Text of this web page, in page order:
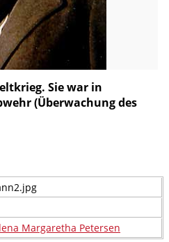
Sie war in
(Überwachung des
Margaretha Petersen